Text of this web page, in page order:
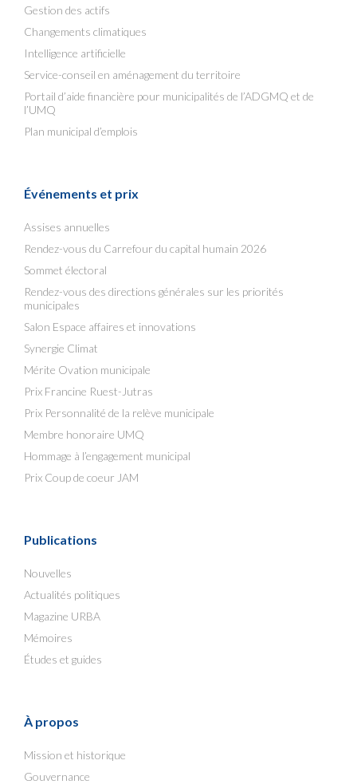
Gestion des actifs
Changements climatiques
Intelligence artificielle
Service-conseil en aménagement du territoire
Portail d’aide financière pour municipalités de l’ADGMQ et de
l’UMQ
Plan municipal d’emplois
Événements et prix
Assises annuelles
Rendez-vous du Carrefour du capital humain 2026
Sommet électoral
Rendez-vous des directions générales sur les priorités
municipales
Salon Espace affaires et innovations
Synergie Climat
Mérite Ovation municipale
Prix Francine Ruest-Jutras
Prix Personnalité de la relève municipale
Membre honoraire UMQ
Hommage à l’engagement municipal
Prix Coup de coeur JAM
Publications
Nouvelles
Actualités politiques
Magazine URBA
Mémoires
Études et guides
À propos
Mission et historique
Gouvernance